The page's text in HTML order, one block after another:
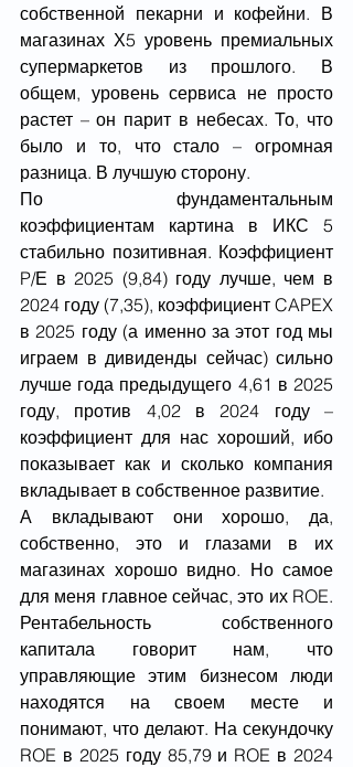
собственной пекарни и кофейни. В
магазинах Х5 уровень премиальных
супермаркетов из прошлого. В
общем, уровень сервиса не просто
растет – он парит в небесах. То, что
было и то, что стало – огромная
разница. В лучшую сторону.
По фундаментальным
коэффициентам картина в ИКС 5
стабильно позитивная. Коэффициент
P/Е в 2025 (9,84) году лучше, чем в
2024 году (7,35), коэффициент CAPEX
в 2025 году (а именно за этот год мы
играем в дивиденды сейчас) сильно
лучше года предыдущего 4,61 в 2025
году, против 4,02 в 2024 году –
коэффициент для нас хороший, ибо
показывает как и сколько компания
вкладывает в собственное развитие.
А вкладывают они хорошо, да,
собственно, это и глазами в их
магазинах хорошо видно. Но самое
для меня главное сейчас, это их ROE.
Рентабельность собственного
капитала говорит нам, что
управляющие этим бизнесом люди
находятся на своем месте и
понимают, что делают. На секундочку
ROE в 2025 году 85,79 и ROE в 2024